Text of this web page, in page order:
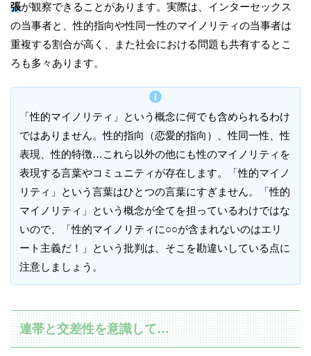
張が観察できることがあります。実際は、インターセックス
の当事者と、性的指向や性同一性のマイノリティの当事者は
重複する割合が高く、また社会における問題も共有するとこ
ろも多々あります。
「性的マイノリティ」という概念に何でも含められるわけ
ではありません。性的指向（恋愛的指向）、性同一性、性
表現、性的特徴…これら以外の他にも性のマイノリティを
表現する言葉やコミュニティが存在します。「性的マイノ
リティ」という言葉はひとつの言葉にすぎません。「性的
マイノリティ」という概念が全てを担っているわけではな
いので、「性的マイノリティに○○が含まれないのはエリ
ート主義だ！」という批判は、そこを勘違いしている点に
注意しましょう。
連帯と交差性を意識して…